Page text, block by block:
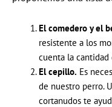
El comedero y el
resistente a los
cuenta la
El cepillo. Es
de nuestro perro.
cortanudos te